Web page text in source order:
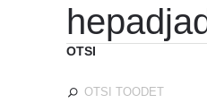
OTSI